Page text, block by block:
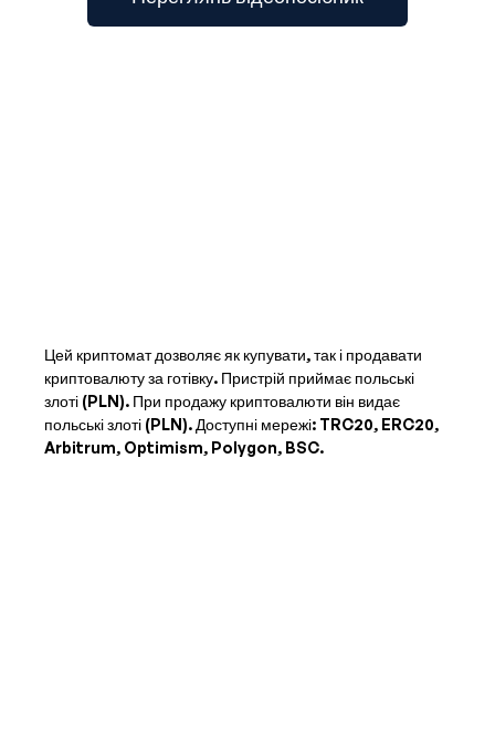
Цей криптомат дозволяє як купувати, так і продавати
криптовалюту за готівку. Пристрій приймає польські
злоті (PLN). При продажу криптовалюти він видає
польські злоті (PLN). Доступні мережі: TRC20, ERC20,
Arbitrum, Optimism, Polygon, BSC.